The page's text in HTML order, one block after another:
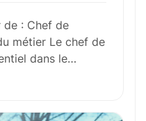
plus !
candidature
de : Chef de
métier Le chef de
dans le…